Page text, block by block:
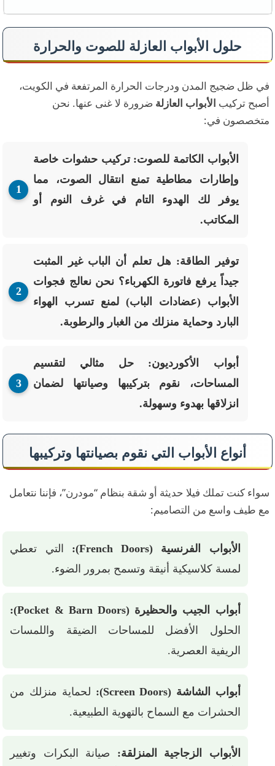
حلول الأبواب العازلة للصوت والحرارة
في ظل ضجيج المدن ودرجات الحرارة المرتفعة في الكويت،
أصبح تركيب الأبواب العازلة ضرورة لا غنى عنها. نحن
متخصصون في:
الأبواب الكاتمة للصوت: تركيب حشوات خاصة
وإطارات مطاطية تمنع انتقال الصوت، مما
يوفر لك الهدوء التام في غرف النوم أو
المكاتب.
توفير الطاقة: هل تعلم أن الباب غير المثبت
جيداً يرفع فاتورة الكهرباء؟ نحن نعالج فجوات
الأبواب (عضادات الباب) لمنع تسرب الهواء
البارد وحماية منزلك من الغبار والرطوبة.
أبواب الأكورديون: حل مثالي لتقسيم
المساحات، نقوم بتركيبها وصيانتها لضمان
انزلاقها بهدوء وسهولة.
أنواع الأبواب التي نقوم بصيانتها وتركيبها
سواء كنت تملك فيلا حديثة أو شقة بنظام “مودرن”، فإننا نتعامل
مع طيف واسع من التصاميم:
الأبواب الفرنسية (French Doors):
التي تعطي
لمسة كلاسيكية أنيقة وتسمح بمرور الضوء.
أبواب الجيب والحظيرة (Pocket & Barn Doors):
الحلول الأفضل للمساحات الضيقة واللمسات
الريفية العصرية.
أبواب الشاشة (Screen Doors):
لحماية منزلك من
الحشرات مع السماح بالتهوية الطبيعية.
الأبواب الزجاجية المنزلقة: صيانة البكرات وتغيير